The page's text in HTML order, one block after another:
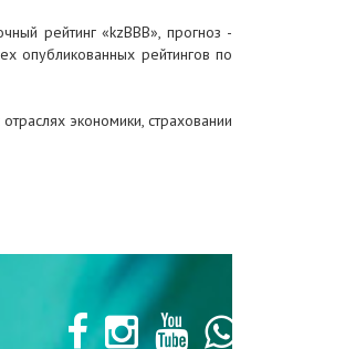
рейтинг «kzBBB», прогноз -
опубликованных рейтингов по
экономики, страховании